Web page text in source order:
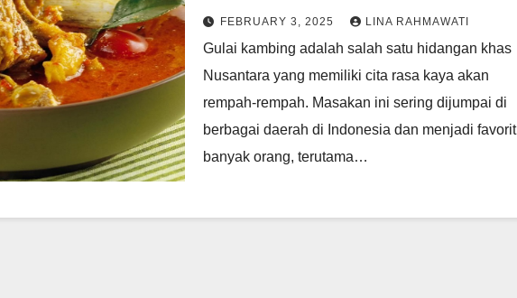
Selera
FEBRUARY 3, 2025 LINA RAHMAWATI
Gulai kambing adalah salah satu hidangan khas
Nusantara yang memiliki cita rasa kaya akan
rempah-rempah. Masakan ini sering dijumpai di
berbagai daerah di Indonesia dan menjadi favorit
banyak orang, terutama…